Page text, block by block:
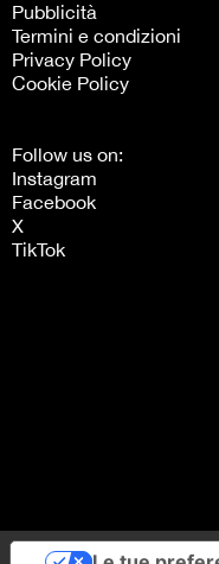
Pubblicità
Termini e condizioni
Privacy Policy
Cookie Policy
Follow us on:
Instagram
Facebook
X
TikTok